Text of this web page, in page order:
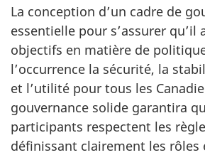
La conception d’un cadre de
essentielle pour s’assurer qu’il
objectifs en matière de
l’occurrence la sécurité, la
et l’utilité pour tous les
gouvernance solide garantira
participants respectent les
définissant clairement les rôles